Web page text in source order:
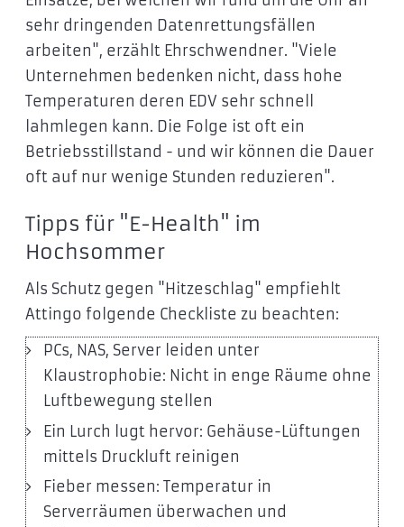
sehr dringenden Datenrettungsfällen
arbeiten", erzählt Ehrschwendner. "Viele
Unternehmen bedenken nicht, dass hohe
Temperaturen deren EDV sehr schnell
lahmlegen kann. Die Folge ist oft ein
Betriebsstillstand - und wir können die Dauer
oft auf nur wenige Stunden reduzieren".
Tipps für "E-Health" im
Hochsommer
Als Schutz gegen "Hitzeschlag" empfiehlt
Attingo folgende Checkliste zu beachten:
PCs, NAS, Server leiden unter
Klaustrophobie: Nicht in enge Räume ohne
Luftbewegung stellen
Ein Lurch lugt hervor: Gehäuse-Lüftungen
mittels Druckluft reinigen
Fieber messen: Temperatur in
Serverräumen überwachen und